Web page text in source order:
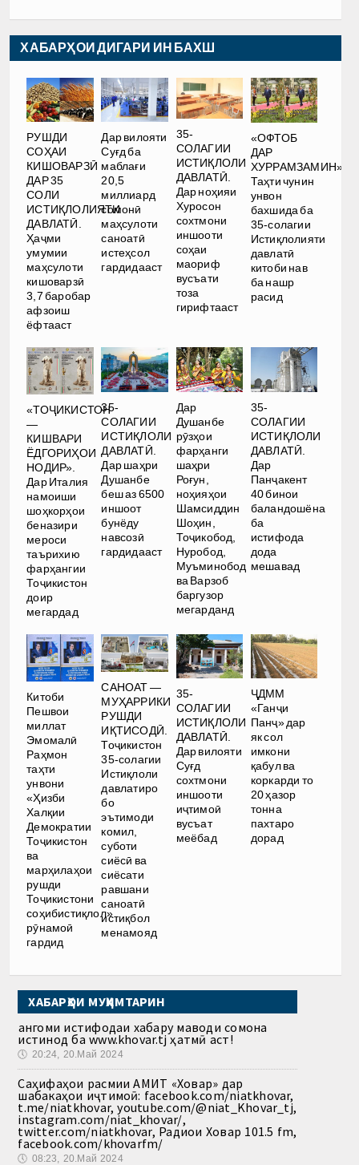
ХАБАРҲОИ ДИГАРИ ИН БАХШ
РУШДИ
СОҲАИ
КИШОВАРЗӢ
ДАР 35
СОЛИ
ИСТИҚЛОЛИЯТИ
ДАВЛАТӢ.
Ҳаҷми
умумии
маҳсулоти
кишоварзӣ
3,7 баробар
афзоиш
ёфтааст
Дар вилояти
Суғд ба
маблағи
20,5
миллиард
сомонӣ
маҳсулоти
саноатӣ
истеҳсол
гардидааст
35-
СОЛАГИИ
ИСТИҚЛОЛИ
ДАВЛАТӢ.
Дар ноҳияи
Хуросон
сохтмони
иншооти
соҳаи
маориф
вусъати
тоза
гирифтааст
«ОФТОБ
ДАР
ХУРРАМЗАМИН».
Таҳти чунин
унвон
бахшида ба
35-солагии
Истиқлолияти
давлатӣ
китоби нав
ба нашр
расид
«ТОҶИКИСТОН
—
КИШВАРИ
ЁДГОРИҲОИ
НОДИР».
Дар Италия
намоиши
шоҳкорҳои
беназири
мероси
таърихию
фарҳангии
Тоҷикистон
доир
мегардад
35-
СОЛАГИИ
ИСТИҚЛОЛИ
ДАВЛАТӢ.
Дар шаҳри
Душанбе
беш аз 6500
иншоот
бунёду
навсозӣ
гардидааст
Дар
Душанбе
рӯзҳои
фарҳанги
шаҳри
Роғун,
ноҳияҳои
Шамсиддин
Шоҳин,
Тоҷикобод,
Нуробод,
Муъминобод
ва Варзоб
баргузор
мегарданд
35-
СОЛАГИИ
ИСТИҚЛОЛИ
ДАВЛАТӢ.
Дар
Панҷакент
40 бинои
баландошёна
ба
истифода
дода
мешавад
Китоби
Пешвои
миллат
Эмомалӣ
Раҳмон
таҳти
унвони
«Ҳизби
Халқии
Демократии
Тоҷикистон
ва
марҳилаҳои
рушди
Тоҷикистони
соҳибистиқлол»
рӯнамоӣ
гардид
САНОАТ —
МУҲАРРИКИ
РУШДИ
ИҚТИСОДӢ.
Тоҷикистон
35-солагии
Истиқлоли
давлатиро
бо
эътимоди
комил,
суботи
сиёсӣ ва
сиёсати
равшани
саноатӣ
истиқбол
менамояд
35-
СОЛАГИИ
ИСТИҚЛОЛИ
ДАВЛАТӢ.
Дар вилояти
Суғд
сохтмони
иншооти
иҷтимоӣ
вусъат
меёбад
ҶДММ
«Ганҷи
Панҷ» дар
як сол
имкони
қабул ва
коркарди то
20 ҳазор
тонна
пахтаро
дорад
ХАБАРҲОИ МУҲИМТАРИН
Ҳангоми истифодаи хабару маводи сомона
истинод ба www.khovar.tj ҳатмӣ аст!
🕔 20:24, 20.Май 2024
Саҳифаҳои расмии АМИТ «Ховар» дар
шабакаҳои иҷтимоӣ: facebook.com/niatkhovar,
t.me/niatkhovar, youtube.com/@niat_Khovar_tj,
instagram.com/niat_khovar/,
twitter.com/niatkhovar, Радиои Ховар 101.5 fm,
facebook.com/khovarfm/
🕔 08:23, 20.Май 2024